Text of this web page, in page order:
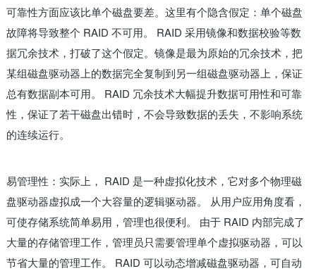
可靠性方面应该比单个磁盘要差。这里有个隐含假定：单个磁盘
故障将导致整个 RAID 不可用。 RAID 采用镜像和数据校验等数
据冗余技术，打破了这个假定。镜像是最为原始的冗余技术，把
某组磁盘驱动器上的数据完全复制到另一组磁盘驱动器上，保证
总有数据副本可用。 RAID 冗余技术大幅提升数据可用性和可靠
性，保证了若干磁盘出错时，不会导致数据的丢失，不影响系统
的连续运行。
易管理性：实际上， RAID 是一种虚拟化技术，它对多个物理磁
盘驱动器虚拟成一个大容量的逻辑驱动器。 从用户应用角度看，
可使存储系统简单易用，管理也很便利。 由于 RAID 内部完成了
大量的存储管理工作，管理员只需要管理单个虚拟驱动器，可以
节省大量的管理工作。 RAID 可以动态增减磁盘驱动器，可自动